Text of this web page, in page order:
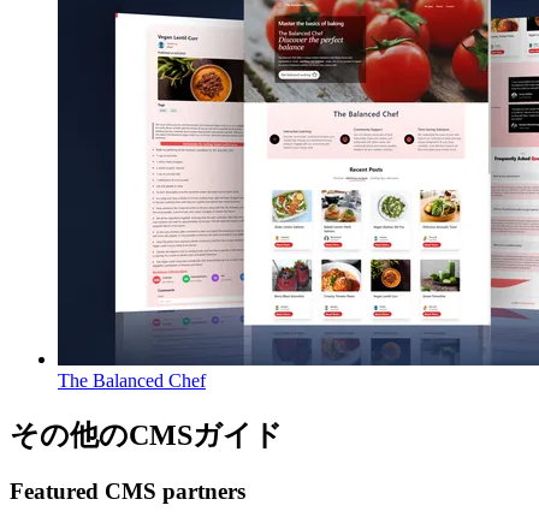
The Balanced Chef
その他のCMSガイド
Featured CMS partners